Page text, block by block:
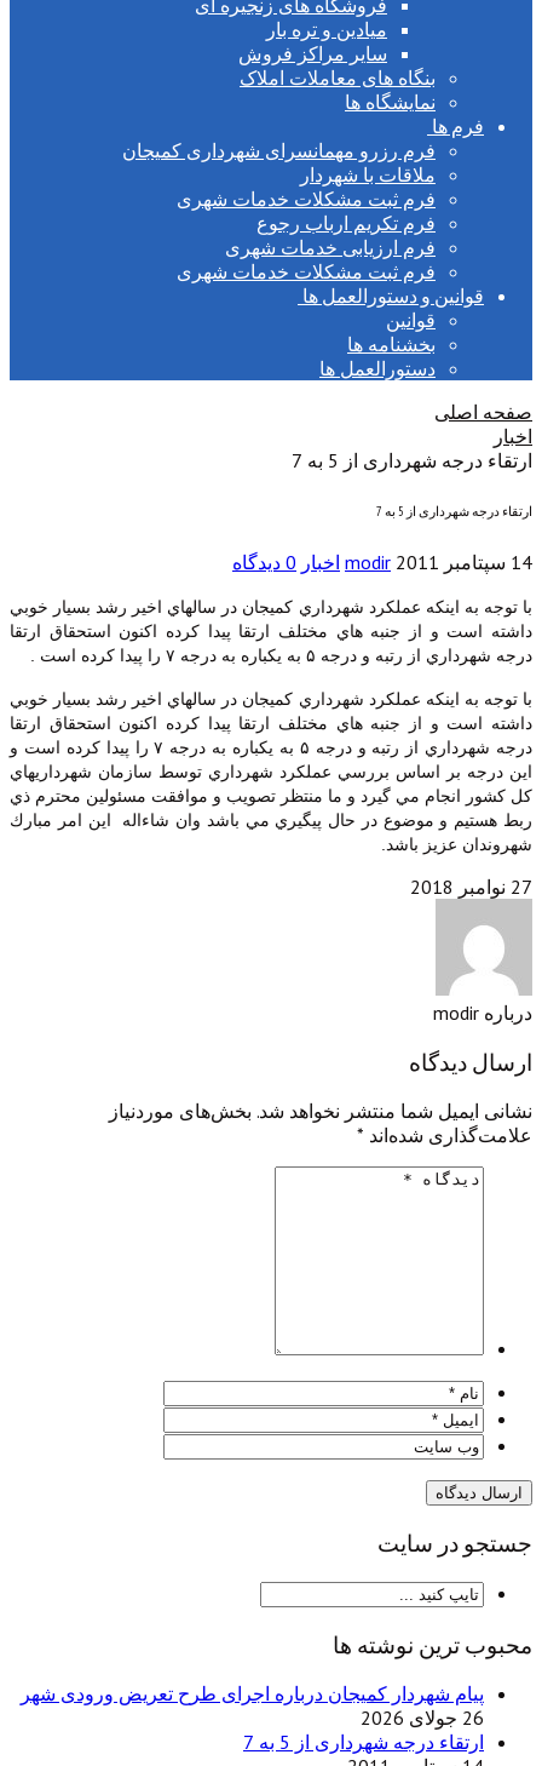
فروشگاه های زنجیره ای
میادین و تره بار
سایر مراکز فروش
بنگاه های معاملات املاک
نمایشگاه ها
فرم رزرو مهمانسرای شهرداری کمیجان
ملاقات با شهردار
فرم ثبت مشکلات خدمات شهری
فرم تکریم ارباب رجوع
فرم ارزیابی خدمات شهری
فرم ثبت مشکلات خدمات شهری
و دستورالعمل ها
بخشنامه ها
دستورالعمل ها
از 5 به 7
از 5 به 7
modir اخبار 0 دیدگاه
عملكرد شهرداري كميجان در سالهاي اخير رشد بسيار خوبي
از جنبه هاي مختلف ارتقا پيدا كرده اكنون استحقاق ارتقا
۵ به يكباره به درجه ۷ را پيدا كرده است .
عملكرد شهرداري كميجان در سالهاي اخير رشد بسيار خوبي
از جنبه هاي مختلف ارتقا پيدا كرده اكنون استحقاق ارتقا
درجه شهرداري از رتبه و درجه ۵ به يكباره به درجه ۷ را پيدا كرده است و
اساس بررسي عملكرد شهرداري توسط سازمان شهرداريهاي
مي گيرد و ما منتظر تصويب و موافقت مسئولين محترم ذي
موضوع در حال پيگيري مي باشد وان شاءاله اين امر مبارك
باشد.
شما منتشر نخواهد شد. بخش‌های موردنیاز
شده‌اند*
سایت
نوشته ها
شهردار کمیجان درباره اجرای طرح تعریض ورودی شهر
درجه شهرداری از 5 به 7